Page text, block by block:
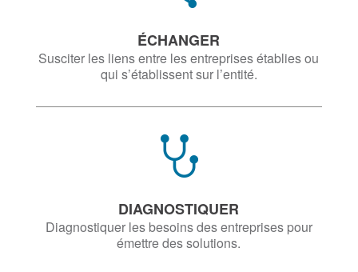
ÉCHANGER
Susciter les liens entre les entreprises établies ou
qui s’établissent sur l’entité.
DIAGNOSTIQUER
Diagnostiquer les besoins des entreprises pour
émettre des solutions.